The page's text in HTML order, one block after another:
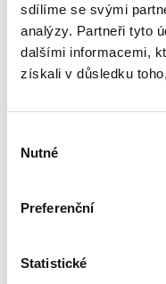
sdílíme se svými
analýzy. Partneři tyto
dalšími informacemi,
získali v důsledku
souhlasu
Nutné
Preferenční
Statistické690,00 Kč